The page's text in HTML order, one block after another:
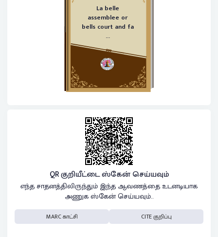
La belle
assemblee or
bells court and fa
...
QR குறியீட்டை ஸ்கேன் செய்யவும்
எந்த சாதனத்திலிருந்தும் இந்த ஆவணத்தை உடனடியாக
அணுக ஸ்கேன் செய்யவும்..
MARC காட்சி CITE குறிப்பு